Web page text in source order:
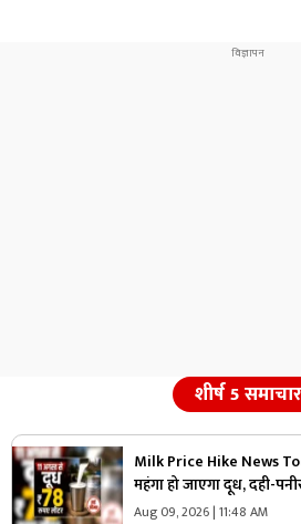
शीर्ष 5 समाचार
Milk Price Hike News
महंगा हो जाएगा दूध, दही-
सकते हैं महंगे, जा​निए क्या
Aug 09, 2026 | 11:48 AM